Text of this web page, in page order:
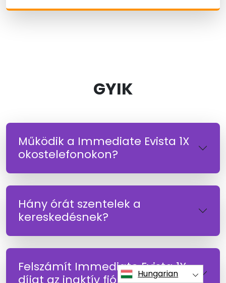
GYIK
Működik a Immediate Evista 1X
okostelefonokon?
Hány órát szentelek a
kereskedésnek?
Felszámít Immediate Evista 1X
díjat az inaktív fiókokért?Hungarian